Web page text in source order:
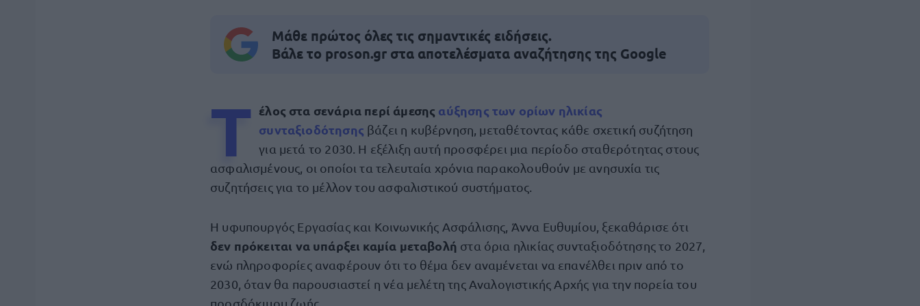
Μάθε πρώτος όλες τις σημαντικές ειδήσεις.
Βάλε το proson.gr στα αποτελέσματα αναζήτησης της Google
Τ έλος στα σενάρια περί άμεσης αύξησης των ορίων ηλικίας
συνταξιοδότησης βάζει η κυβέρνηση, μεταθέτοντας κάθε σχετική συζήτηση
για μετά το 2030. Η εξέλιξη αυτή προσφέρει μια περίοδο σταθερότητας στους
ασφαλισμένους, οι οποίοι τα τελευταία χρόνια παρακολουθούν με ανησυχία τις
συζητήσεις για το μέλλον του ασφαλιστικού συστήματος.
Η υφυπουργός Εργασίας και Κοινωνικής Ασφάλισης, Άννα Ευθυμίου, ξεκαθάρισε ότι
δεν πρόκειται να υπάρξει καμία μεταβολή στα όρια ηλικίας συνταξιοδότησης το 2027,
ενώ πληροφορίες αναφέρουν ότι το θέμα δεν αναμένεται να επανέλθει πριν από το
2030, όταν θα παρουσιαστεί η νέα μελέτη της Αναλογιστικής Αρχής για την πορεία του
προσδόκιμου ζωής.